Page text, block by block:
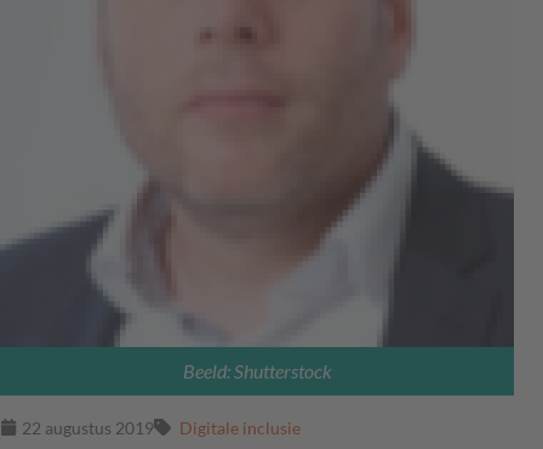
Beeld: Shutterstock
22 augustus 2019 Digitale inclusie